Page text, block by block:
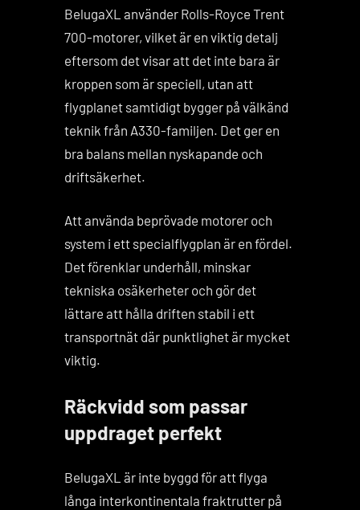
BelugaXL använder Rolls-Royce Trent
700-motorer, vilket är en viktig detalj
eftersom det visar att det inte bara är
kroppen som är speciell, utan att
flygplanet samtidigt bygger på välkänd
teknik från A330-familjen. Det ger en
bra balans mellan nyskapande och
driftsäkerhet.
Att använda beprövade motorer och
system i ett specialflygplan är en fördel.
Det förenklar underhåll, minskar
tekniska osäkerheter och gör det
lättare att hålla driften stabil i ett
transportnät där punktlighet är mycket
viktig.
Räckvidd som passar
uppdraget perfekt
BelugaXL är inte byggd för att flyga
långa interkontinentala fraktrutter på